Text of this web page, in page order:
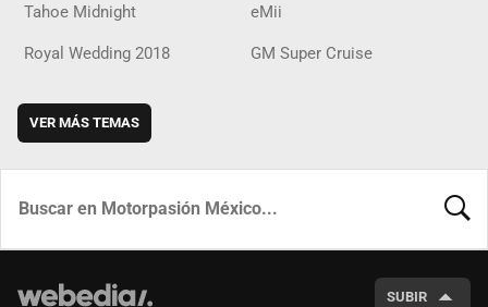
Tahoe Midnight eMii
Royal Wedding 2018 GM Super Cruise
VER MÁS TEMAS
SUBIR